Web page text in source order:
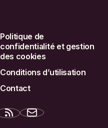
Politique de
confidentialité et gestion
des cookies
Conditions d’utilisation
Contact